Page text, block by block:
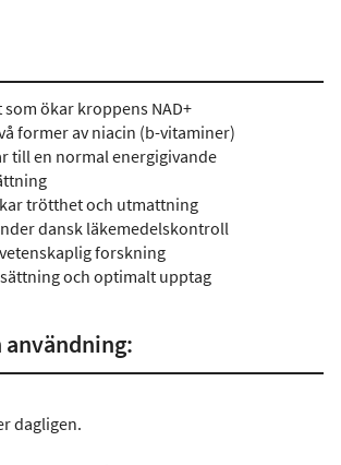
ökar kroppens NAD+
former av niacin (b-vitaminer)
till en normal energigivande
trötthet och utmattning
dansk läkemedelskontroll
forskning
och optimalt upptag
användning:
dagligen.